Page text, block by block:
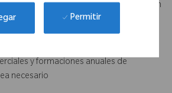
Permitir
rápida a las consultas, comunicación
apariencia profesional.
internas de comunicación y
y formaciones anuales de
necesario